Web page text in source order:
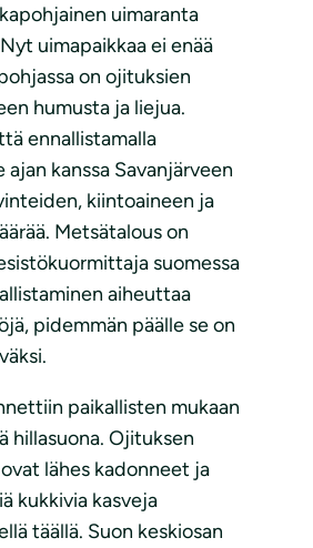
uimaranta
uimapaikkaa ei enää
on ojituksien
humusta ja liejua.
ennallistamalla
ajan kanssa Savanjärveen
kiintoaineen ja
Metsätalous on
suomessa
aiheuttaa
pidemmän päälle se on
paikallisten mukaan
hillasuona. Ojituksen
lähes kadonneet ja
kukkivia kasveja
täällä. Suon keskiosan